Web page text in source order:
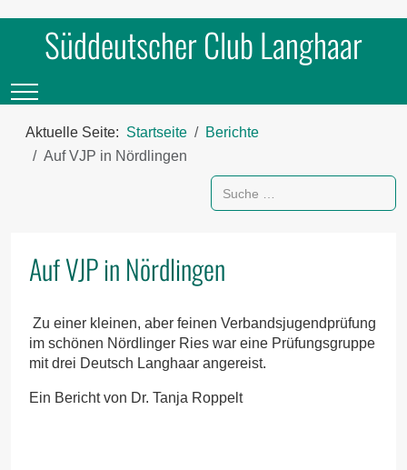
Süddeutscher Club Langhaar
Mobile Menu Toggle
Aktuelle Seite: Startseite
Berichte
Auf VJP in Nördlingen
Suchen
Auf VJP in Nördlingen
Zu einer kleinen, aber feinen Verbandsjugendprüfung
im schönen Nördlinger Ries war eine Prüfungsgruppe
mit drei Deutsch Langhaar angereist.
Ein Bericht von Dr. Tanja Roppelt